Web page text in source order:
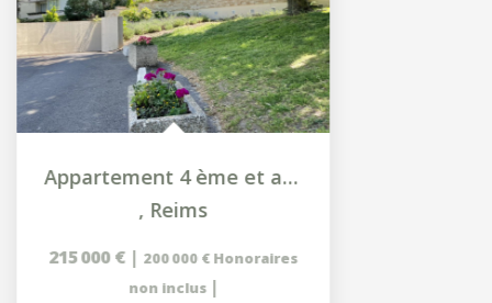
Appartement 4 ème et avant dernier étage - 89 m² - 2/3...
, Reims
215 000 € | 200 000 € Honoraires
non inclus |